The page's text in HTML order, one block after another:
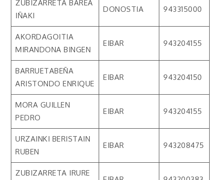
ZUBIZARRETA BAREA
IÑAKI
DONOSTIA 943315000
AKORDAGOITIA
MIRANDONA BINGEN
EIBAR 943204155
BARRUETABEÑA
ARISTONDO ENRIQUE
EIBAR 943204150
MORA GUILLEN
PEDRO
EIBAR 943204155
URZAINKI BERISTAIN
RUBEN
EIBAR 943208475
ZUBIZARRETA IRURE